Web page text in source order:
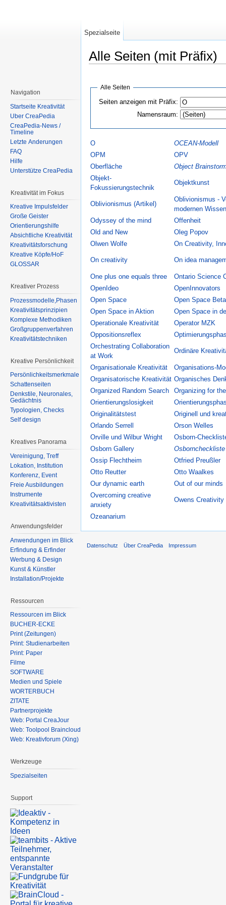
Alle Seiten (mit Präfix)
Alle Seiten
Seiten anzeigen mit Präfix:
Namensraum:
O
OCEAN-Modell
OPM
OPV
Oberfläche
Object
Objekt-
Fokussierungstechnik
Objektkunst
Oblivionismus (Artikel)
Oblivionismus -
modernen
Odyssey of the mind
Offenheit
Old and New
Oleg Popov
Olwen Wolfe
On Creativity,
On creativity On idea
One plus one equals three
Ontario Science
OpenIdeo
OpenInnovators
Open Space
Open Space Beta
Open Space in Aktion
Open Space in
Operationale Kreativität
Operator MZK
Oppositionsreflex
Orchestrating Collaboration
at Work
Ordinäre
Organisationale Kreativität
Organisations-
Organisatorische Kreativität Organisches
Organized Random Search
Organizing for
Orientierungslosigkeit
Originalitätstest
Originell und
Orlando Serrell
Orson Welles
Orville und Wilbur Wright
Osborn-
Osborn Gallery
Osborncheckliste
Ossip Flechtheim
Otfried Preußler
Otto Reutter
Otto Waalkes
Our dynamic earth
Out of our minds
Overcoming creative
anxiety
Owens Creativity
Ozeanarium
Spezialseite
Navigation
Startseite Kreativität
Über CreaPedia
CreaPedia-News /
Timeline
Letzte Änderungen
FAQ
Hilfe
Unterstütze CreaPedia
Kreativität im Fokus
Kreative Impulsfelder
Große Geister
Orientierungshilfe
Absichtliche Kreativität
Kreativitätsforschung
Kreative Köpfe/HoF
GLOSSAR
Kreativer Prozess
Prozessmodelle,Phasen
Kreativitätsprinzipien
Komplexe Methodiken
Großgruppenverfahren
Kreativitätstechniken
Kreative Persönlichkeit
Persönlichkeitsmerkmale
Schattenseiten
Denkstile, Neuronales,
Gedächtnis
Typologien, Checks
Self design
Kreatives Panorama
Vereinigung, Treff
Lokation, Institution
Konferenz, Event
Freie Ausbildungen
Instrumente
Kreativitätsaktivisten
Anwendungsfelder
Anwendungen im Blick
Erfindung & Erfinder
Werbung & Design
Kunst & Künstler
Installation/Projekte
Ressourcen
Ressourcen im Blick
BÜCHER-ECKE
Print (Zeitungen)
Print: Studienarbeiten
Print: Paper
Filme
SOFTWARE
Medien und Spiele
WÖRTERBUCH
ZITATE
Partnerprojekte
Web: Portal CreaJour
Web: Toolpool Braincloud
Web: Kreativforum (Xing)
Werkzeuge
Spezialseiten
Support
Datenschutz Über CreaPedia Impressum